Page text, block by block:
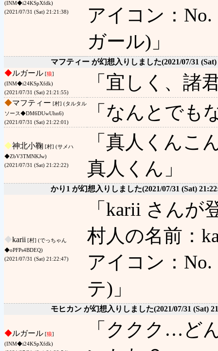
(INM◆i24KSpXfdk)
(2021/07/31 (Sat) 21:21:38)
アイコン：
ガール)」
マフティー が幻想入りしました(2021/07/31
◆ルガール [狼]
(INM◆i24KSpXfdk)
(2021/07/31 (Sat) 21:21:55)
「宜しく、諸
◆マフティー [村] (タルタル
ソース◆DM6DUwUhn6)
(2021/07/31 (Sat) 21:22:01)
「なんとでも
◆神北小鞠 [村] (サメハ
◆ZbV3TMNKJw)
(2021/07/31 (Sat) 21:22:22)
「真人くん
真人くん」
かり1 が幻想入りしました(2021/07/31 (Sat)
◆karii [村] (でっちゃん
◆oPFPs4BDEQ)
(2021/07/31 (Sat) 21:22:47)
「karii さんが
村人の名前：
アイコン：
テ)」
モヒカン が幻想入りしました(2021/07/31 (Sat)
◆ルガール [狼]
(INM◆i24KSpXfdk)
「ククク…ど